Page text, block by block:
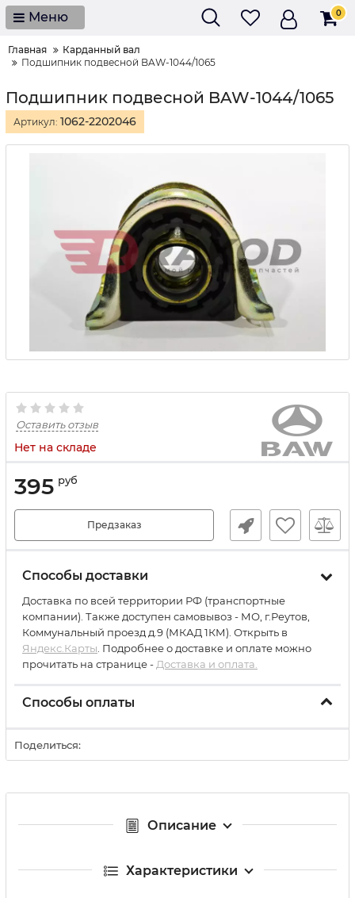
Меню 0
Главная
Карданный вал
Подшипник подвесной BAW-1044/1065
Подшипник подвесной BAW-1044/1065
Артикул: 1062-2202046
Оставить отзыв
Нет на складе
395 руб
Предзаказ
Способы доставки
Доставка по всей территории РФ (транспортные
компании). Также доступен самовывоз - МО, г.Реутов,
Коммунальный проезд д.9 (МКАД 1КМ). Открыть в
Яндекс.Карты . Подробнее о доставке и оплате можно
прочитать на странице - Доставка и оплата.
Способы оплаты
Поделиться:
Описание
Характеристики